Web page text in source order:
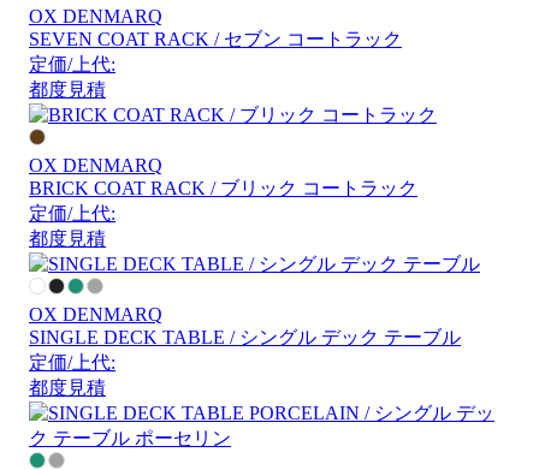
OX DENMARQ
SEVEN COAT RACK / セブン コートラック
定価/上代:
都度見積
OX DENMARQ
BRICK COAT RACK / ブリック コートラック
定価/上代:
都度見積
OX DENMARQ
SINGLE DECK TABLE / シングル デック テーブル
定価/上代:
都度見積